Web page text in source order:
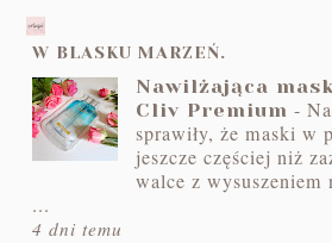
W BLASKU MARZEŃ.
Nawilżająca
Cliv Premium -
sprawiły, że maski w
jeszcze częściej niż
walce z
...
4 dni temu